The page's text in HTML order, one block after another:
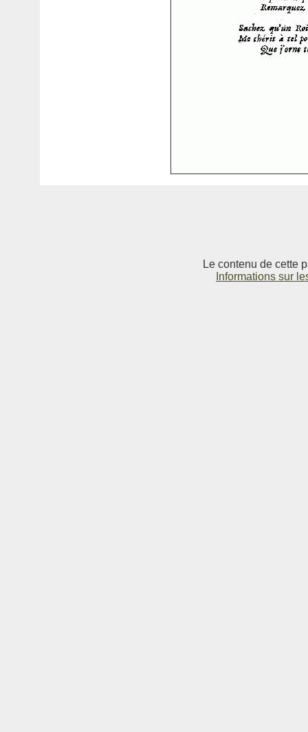
Le contenu de cette
Informations sur